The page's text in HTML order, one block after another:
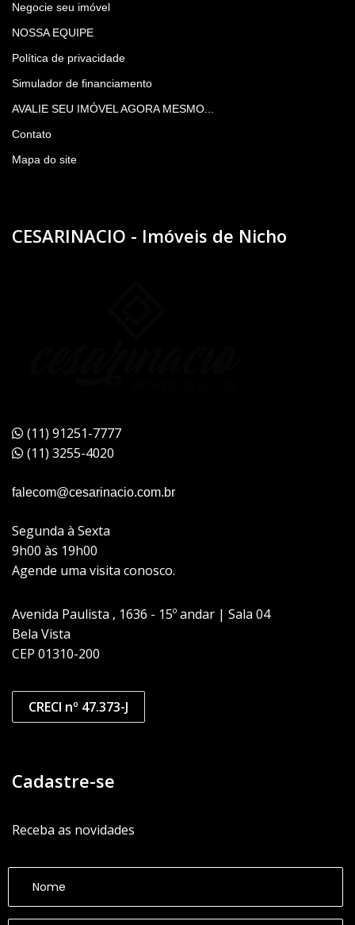
Negocie seu imóvel
NOSSA EQUIPE
Política de privacidade
Simulador de financiamento
AVALIE SEU IMÓVEL AGORA MESMO...
Contato
Mapa do site
CESARINACIO - Imóveis de Nicho
(11) 91251-7777
(11) 3255-4020
falecom@cesarinacio.com.br
Segunda à Sexta
9h00 às 19h00
Agende uma visita conosco.
Avenida Paulista , 1636 - 15º andar | Sala 04
Bela Vista
CEP 01310-200
CRECI nº 47.373-J
Cadastre-se
Receba as novidades